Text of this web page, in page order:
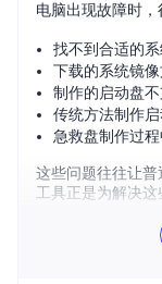
电脑出现故障时，
找不到合适的
下载的系统镜
制作的启动盘
传统方法制作
急救盘制作过
这些问题往往让
工具正是为解决这
工具选型：